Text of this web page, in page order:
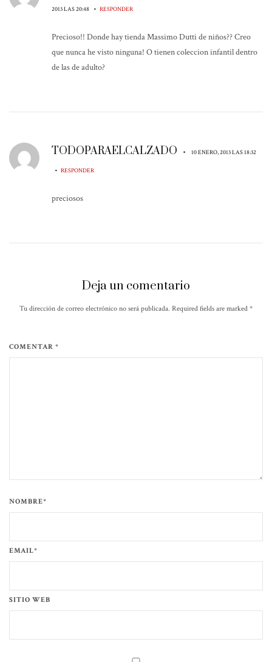
2013 LAS 20:48 • RESPONDER
Precioso!! Donde hay tienda Massimo Dutti de niños?? Creo
que nunca he visto ninguna! O tienen coleccion infantil dentro
de las de adulto?
TODOPARAELCALZADO • 10 ENERO, 2013 LAS 18:32
• RESPONDER
preciosos
Deja un comentario
Tu dirección de correo electrónico no será publicada. Required fields are marked *
COMENTAR *
NOMBRE*
EMAIL*
SITIO WEB